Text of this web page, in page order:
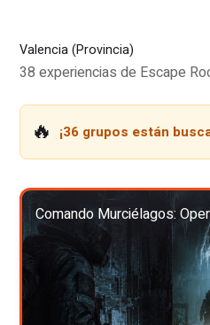
Valencia (Provincia)
38 experiencias de Escape
🔥 ¡36 grupos están
Comando Murciélagos: